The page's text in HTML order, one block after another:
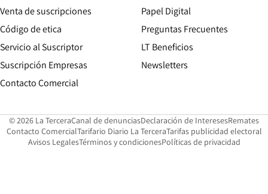
Venta de suscripciones
Código de etica Opens in new window
Servicio al Suscriptor
Suscripción Empresas
Contacto Comercial
Papel Digital
Preguntas Frecuentes
LT Beneficios
Newsletters
© 2026 La TerceraCanal de denunciasOpens in new window
Declaración de InteresesOpens in
Remates
Contacto ComercialOpens in new window
Tarifario Diario La TerceraOpens in new window
Tarifas publicidad electoral
Avisos LegalesOpens in new window
Términos y condicionesPolíticas de privacidad